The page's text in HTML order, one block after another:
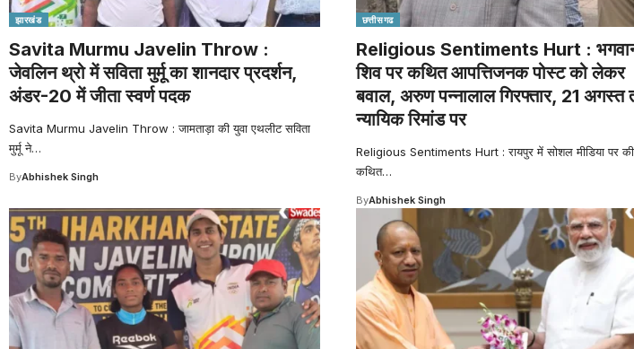
झारखंड
Savita Murmu Javelin Throw :
जेवलिन थ्रो में सविता मुर्मू का शानदार प्रदर्शन,
अंडर-20 में जीता स्वर्ण पदक
Savita Murmu Javelin Throw : जामताड़ा की युवा एथलीट सविता
मुर्मू ने…
ByAbhishek Singh
छत्तीसगढ
Religious Sentiments Hurt :
शिव पर कथित आपत्तिजनक पोस्ट को लेकर
बवाल, अरुण पन्नालाल गिरफ्तार, 21 अगस्त
न्यायिक रिमांड पर
Religious Sentiments Hurt : रायपुर में सोशल मीडिया पर
कथित…
ByAbhishek Singh